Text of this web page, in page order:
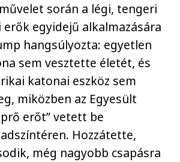
során a légi, tengeri
erők egyidejű alkalmazására
hangsúlyozta: egyetlen
sem vesztette életét, és
katonai eszköz sem
miközben az Egyesült
erőt” vetett be
Hozzátette,
még nagyobb csapásra